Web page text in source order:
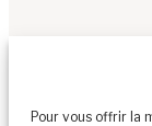
Pour vous offrir la